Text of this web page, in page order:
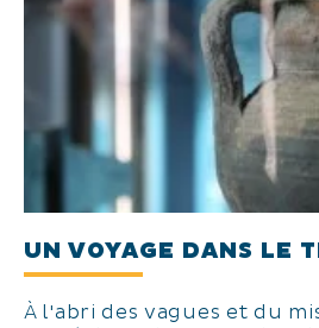
UN VOYAGE DANS LE
À l'abri des vagues et du